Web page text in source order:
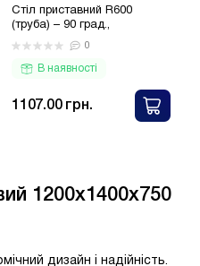
Стіл приставний R600
(труба) – 90 град.,
600×600×750 Серія Бюджет
0
В наявності
1107.00 грн.
1200х1400х750
дизайн і надійність.